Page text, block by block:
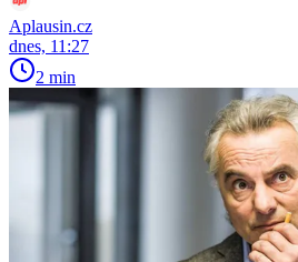
Aplausin.cz
dnes, 11:27
2 min